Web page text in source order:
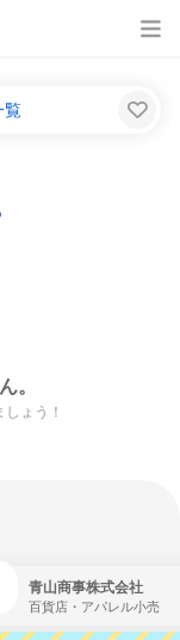
覧
。
ょう！
青山商事株式会社
百貨店・アパレル小売